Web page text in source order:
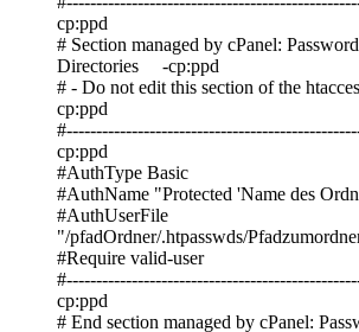
cp:ppd
# Section managed by cPanel:
Directories -cp:ppd
# - Do not edit this section of the
cp:ppd
cp:ppd
#AuthType Basic
#AuthName "Protected 'Name des
#AuthUserFile
"/pfadOrdner/.htpasswds/
#Require valid-user
cp:ppd
# End section managed by cPanel: